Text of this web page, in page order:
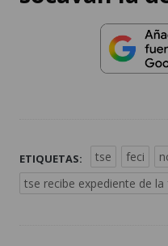
ETIQUETAS: tse feci
tse recibe expediente de la